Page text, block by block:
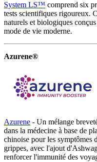
System LS™ comprend six
tests scientifiques rigoureux.
naturels et biologiques
mode de vie moderne.
Azurene®
Azurene - Un mélange
dans la médecine à base de
chinoise pour les symptômes
grippes, avec l'ajout
renforcer l'immunité des